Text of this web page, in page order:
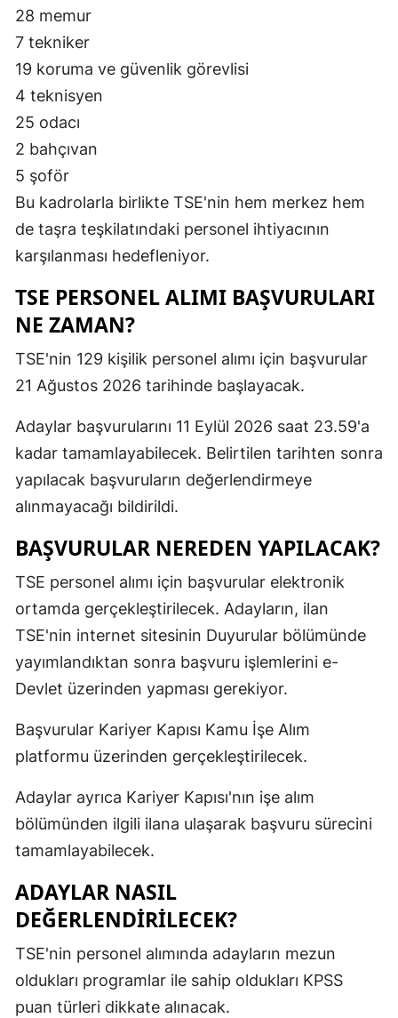
28 memur
7 tekniker
19 koruma ve güvenlik görevlisi
4 teknisyen
25 odacı
2 bahçıvan
5 şoför
Bu kadrolarla birlikte TSE'nin hem merkez hem
de taşra teşkilatındaki personel ihtiyacının
karşılanması hedefleniyor.
TSE PERSONEL ALIMI BAŞVURULARI
NE ZAMAN?
TSE'nin 129 kişilik personel alımı için başvurular
21 Ağustos 2026 tarihinde başlayacak.
Adaylar başvurularını 11 Eylül 2026 saat 23.59'a
kadar tamamlayabilecek. Belirtilen tarihten sonra
yapılacak başvuruların değerlendirmeye
alınmayacağı bildirildi.
BAŞVURULAR NEREDEN YAPILACAK?
TSE personel alımı için başvurular elektronik
ortamda gerçekleştirilecek. Adayların, ilan
TSE'nin internet sitesinin Duyurular bölümünde
yayımlandıktan sonra başvuru işlemlerini e-
Devlet üzerinden yapması gerekiyor.
Başvurular Kariyer Kapısı Kamu İşe Alım
platformu üzerinden gerçekleştirilecek.
Adaylar ayrıca Kariyer Kapısı'nın işe alım
bölümünden ilgili ilana ulaşarak başvuru sürecini
tamamlayabilecek.
ADAYLAR NASIL
DEĞERLENDİRİLECEK?
TSE'nin personel alımında adayların mezun
oldukları programlar ile sahip oldukları KPSS
puan türleri dikkate alınacak.